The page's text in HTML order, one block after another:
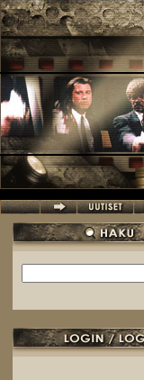
Hyppää pääsisältöön
Hakulomake